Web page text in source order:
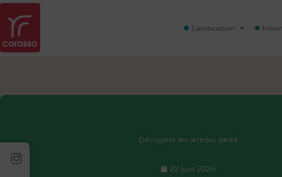
Aller
contenu
L’association
Instagram
Facebook
Twitter
Linkedin
Décrypter les articles santé
22 juin 2026